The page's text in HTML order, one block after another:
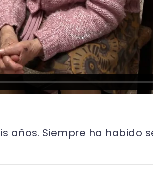
años. Siempre ha habido